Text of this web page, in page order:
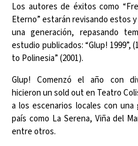
Los autores de éxitos como
Eterno” estarán revisando estos
una generación, repasando
estudio publicados: “Glup! 1999”,
to Polinesia” (2001).
Glup! Comenzó el año con
hicieron un sold out en Teatro
a los escenarios locales con
país como La Serena, Viña del
entre otros.